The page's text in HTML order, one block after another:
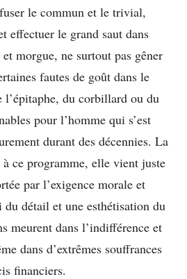
le commun et le trivial,
effectuer le grand saut dans
morgue, ne surtout pas gêner
fautes de goût dans le
du corbillard ou du
pour l’homme qui s’est
durant des décennies. La
ce programme, elle vient juste
par l’exigence morale et
détail et une esthétisation du
meurent dans l’indifférence et
dans d’extrêmes souffrances
financiers.